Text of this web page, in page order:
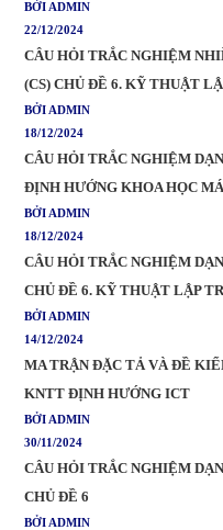
BỞI ADMIN
22/12/2024
CÂU HỎI TRẮC NGHIỆM
(CS) CHỦ ĐỀ 6. KỸ THUẬT
BỞI ADMIN
18/12/2024
CÂU HỎI TRẮC NGHIỆM
ĐỊNH HƯỚNG KHOA HỌC
BỞI ADMIN
18/12/2024
CÂU HỎI TRẮC NGHIỆM
CHỦ ĐỀ 6. KỸ THUẬT LẬP
BỞI ADMIN
14/12/2024
MA TRẬN ĐẶC TẢ VÀ ĐỀ
KNTT ĐỊNH HƯỚNG ICT
BỞI ADMIN
30/11/2024
CÂU HỎI TRẮC NGHIỆM
CHỦ ĐỀ 6
BỞI ADMIN